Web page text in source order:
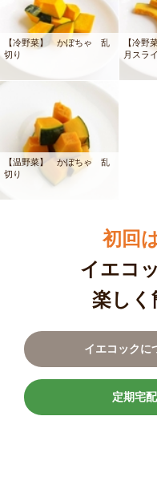
【冷野菜】 かぼちゃ 乱
切り
【冷
月スラ
【温野菜】 かぼちゃ 乱
切り
初回
イエコ
楽しく
イエコックに
定期宅